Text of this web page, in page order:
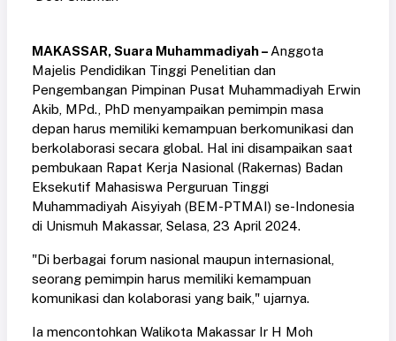
MAKASSAR, Suara Muhammadiyah – Anggota
Majelis Pendidikan Tinggi Penelitian dan
Pengembangan Pimpinan Pusat Muhammadiyah Erwin
Akib, MPd., PhD menyampaikan pemimpin masa
depan harus memiliki kemampuan berkomunikasi dan
berkolaborasi secara global. Hal ini disampaikan saat
pembukaan Rapat Kerja Nasional (Rakernas) Badan
Eksekutif Mahasiswa Perguruan Tinggi
Muhammadiyah Aisyiyah (BEM-PTMAI) se-Indonesia
di Unismuh Makassar, Selasa, 23 April 2024.
"Di berbagai forum nasional maupun internasional,
seorang pemimpin harus memiliki kemampuan
komunikasi dan kolaborasi yang baik," ujarnya.
Ia mencontohkan Walikota Makassar Ir H Moh